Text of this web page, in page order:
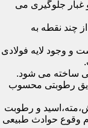
غبار جلوگیری می
چند نقطه به
وجود لایه فولادی
ساخته می شود.
رطوبتی محسوب
و رطوبت
وقوع حوادث طبیعی